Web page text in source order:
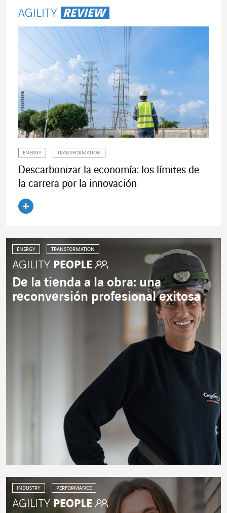
ENERGY TRANSFORMATION
Descarbonizar la economía: los límites de
la carrera por la innovación
ENERGY TRANSFORMATION
De la tienda a la obra: una
reconversión profesional exitosa
INDUSTRY PERFORMANCE